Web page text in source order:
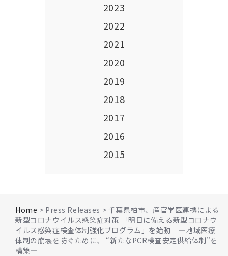
2023
2022
2021
2020
2019
2018
2017
2016
2015
Home > Press Releases > 千葉県柏市、産官学医連携による
新型コロナウイルス感染症対策 「明日に備える新型コロナウ
イルス感染症検査体制強化プログラム」を始動 ―地域医療
体制の崩壊を防ぐために、 “新たなPCR検査安定供給体制”を
構築―